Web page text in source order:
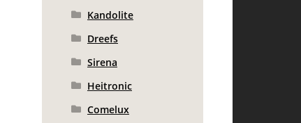
Kandolite
Dreefs
Sirena
Heitronic
Comelux